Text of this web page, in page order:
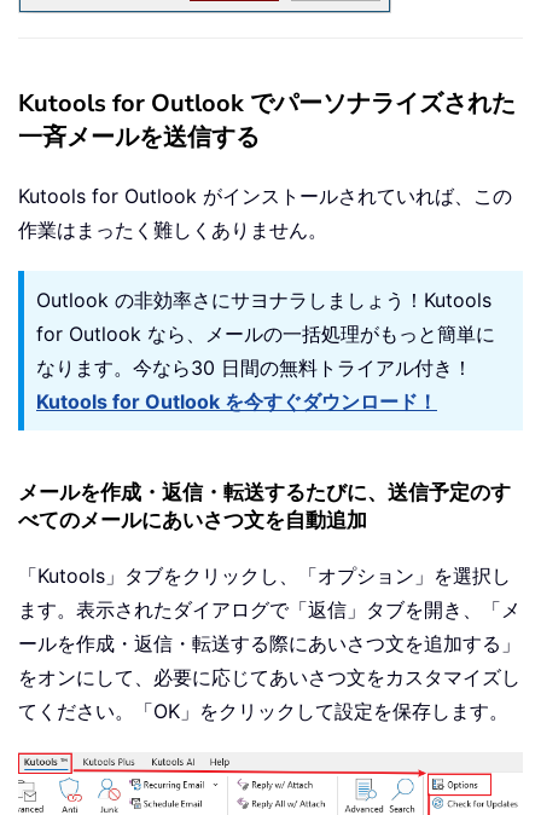
Kutools for Outlook でパーソナライズされた
一斉メールを送信する
Kutools for Outlook がインストールされていれば、この
作業はまったく難しくありません。
Outlook の非効率さにサヨナラしましょう！Kutools
for Outlook なら、メールの一括処理がもっと簡単に
なります。今なら30 日間の無料トライアル付き！
Kutools for Outlook を今すぐダウンロード！
メールを作成・返信・転送するたびに、送信予定のす
べてのメールにあいさつ文を自動追加
「Kutools」タブをクリックし、「オプション」を選択し
ます。表示されたダイアログで「返信」タブを開き、「メ
ールを作成・返信・転送する際にあいさつ文を追加する」
をオンにして、必要に応じてあいさつ文をカスタマイズし
てください。「OK」をクリックして設定を保存します。